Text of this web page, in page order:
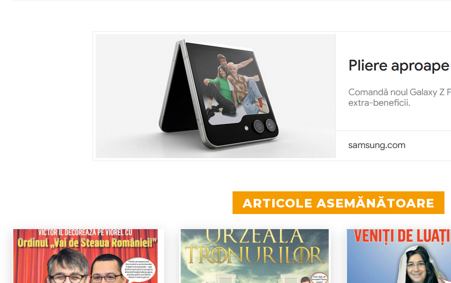
ARTICOLE ASEMĂNĂTOARE